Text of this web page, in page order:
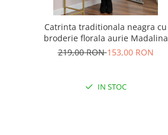
Catrinta traditionala neagra cu
broderie florala aurie Madalina
219,00 RON153,00 RON
IN STOC